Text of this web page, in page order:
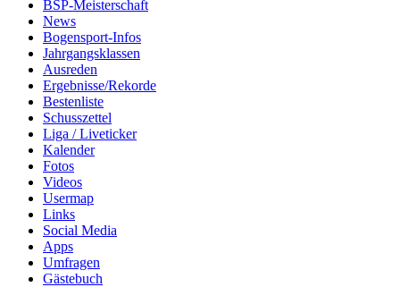
BSP-Meisterschaft
News
Bogensport-Infos
Jahrgangsklassen
Ausreden
Ergebnisse/Rekorde
Bestenliste
Schusszettel
Liga / Liveticker
Kalender
Fotos
Videos
Usermap
Links
Social Media
Apps
Umfragen
Gästebuch